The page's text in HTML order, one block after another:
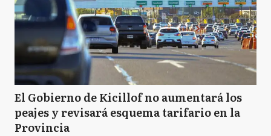
El Gobierno de Kicillof no aumentará los
peajes y revisará esquema tarifario en la
Provincia